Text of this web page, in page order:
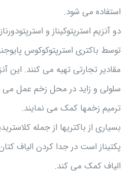
استفاده می شود.
دو آنزیم استرپتوکیناز و
توسط باکتری استرپتوکوکوس
مقادیر تجارتی تهیه می کنند. این
سلولی و زاید در محل زخم عمل می
ترمیم زخمها کمک می نمایند.
بسیاری از باکتریها از جمله
پکتیناز است در جدا کردن الیاف
الیاف کمک می کند.